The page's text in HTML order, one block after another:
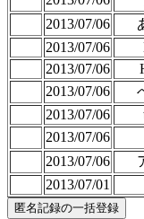
2013/07/06
2013/07/06
2013/07/06
2013/07/06
2013/07/06
2013/07/06
2013/07/06
2013/07/01